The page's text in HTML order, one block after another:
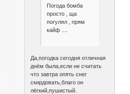
Погода бомба
просто , ща
погулял , прям
кайф ....
Да,погодка сегодня отличная
днём была,если не считать
что завтра опять снег
скирдовать,благо он
лёгкий,пушистый.